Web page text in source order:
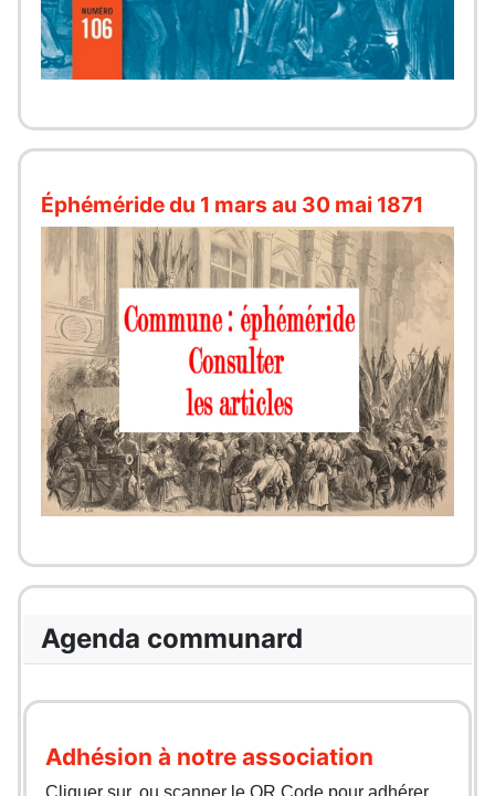
Éphéméride du 1 mars au 30 mai 1871
Agenda communard
Adhésion à notre association
Cliquer sur, ou scanner le QR Code pour adhérer